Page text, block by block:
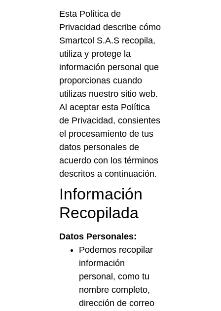
Esta Política de
Privacidad describe cómo
Smartcol S.A.S recopila,
utiliza y protege la
información personal que
proporcionas cuando
utilizas nuestro sitio web.
Al aceptar esta Política
de Privacidad, consientes
el procesamiento de tus
datos personales de
acuerdo con los términos
descritos a continuación.
Información
Recopilada
Datos Personales:
Podemos recopilar
información
personal, como tu
nombre completo,
dirección de correo